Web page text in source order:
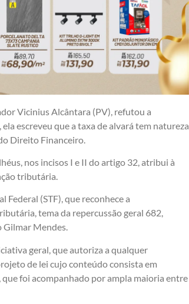
Vicinius Alcântara (PV), refutou a
, ela escreveu que a taxa de alvará tem natureza
Direito Financeiro.
nos incisos I e II do artigo 32, atribui à
tributária.
(STF), que reconhece a
tema da repercussão geral 682,
Gilmar Mendes.
geral, que autoriza a qualquer
de lei cujo conteúdo consista em
foi acompanhado por ampla maioria entre